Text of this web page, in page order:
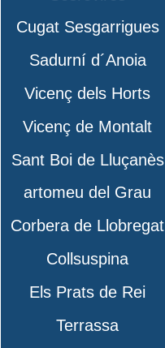
Cugat Sesgarrigues
Sadurní d´Anoia
Vicenç dels Horts
Vicenç de Montalt
Sant Boi de Lluçanès
artomeu del Grau
Corbera de Llobregat
Collsuspina
Els Prats de Rei
Terrassa